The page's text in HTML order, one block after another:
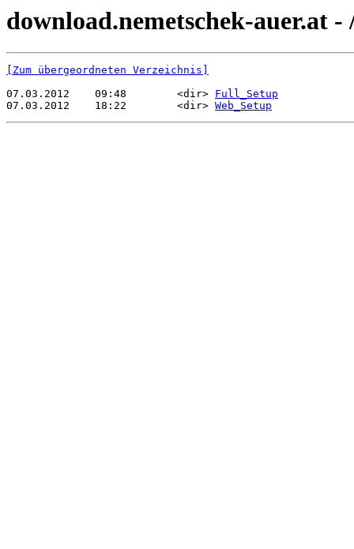
download.nemetschek-auer.at -
[Zum übergeordneten Verzeichnis]
07.03.2012    09:48        <dir> Full_Setup
07.03.2012    18:22        <dir> Web_Setup